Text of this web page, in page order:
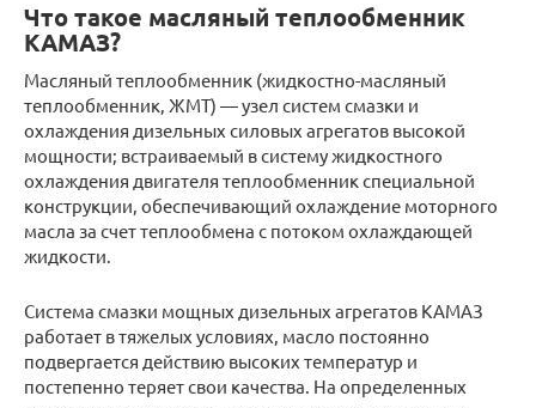
Что такое масляный теплообменник
КАМАЗ?
Масляный теплообменник (жидкостно-масляный
теплообменник, ЖМТ) — узел систем смазки и
охлаждения дизельных силовых агрегатов высокой
мощности; встраиваемый в систему жидкостного
охлаждения двигателя теплообменник специальной
конструкции, обеспечивающий охлаждение моторного
масла за счет теплообмена с потоком охлаждающей
жидкости.
Система смазки мощных дизельных агрегатов КАМАЗ
работает в тяжелых условиях, масло постоянно
подвергается действию высоких температур и
постепенно теряет свои качества. На определенных